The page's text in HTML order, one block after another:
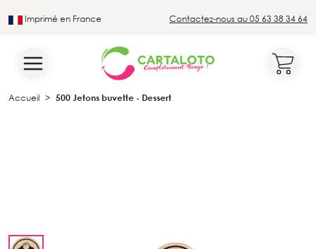
Imprimé en France Contactez-nous au 05 63 38 34 64
Accueil 500 Jetons buvette - Dessert